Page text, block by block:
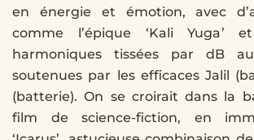
en énergie et émotion, avec
comme l’épique ‘Kali Yuga’
harmoniques tissées par dB
soutenues par les efficaces Jalil
(batterie). On se croirait dans la
film de science-fiction, en